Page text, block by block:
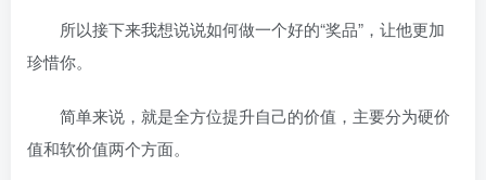
所以接下来我想说说如何做一个好的“奖品”，让他更加
珍惜你。
简单来说，就是全方位提升自己的价值，主要分为硬价
值和软价值两个方面。